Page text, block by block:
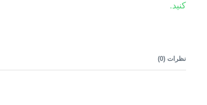
کنید.
نظرات (0
)